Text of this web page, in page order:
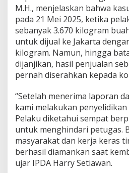
l
a
n
J
e
r
u
k
P
o
l
s
e
k
M
u
a
M.H., menjelaskan bahwa
pada 21 Mei 2025, ketika
sebanyak 3.670 kilogram
untuk dijual ke Jakarta
kilogram. Namun, hingga
dijanjikan, hasil penjualan
pernah diserahkan kepada
“Setelah menerima laporan
kami melakukan
Pelaku diketahui sempat
untuk menghindari petugas.
masyarakat dan kerja keras
berhasil diamankan saat
ujar IPDA Harry Setiawan.